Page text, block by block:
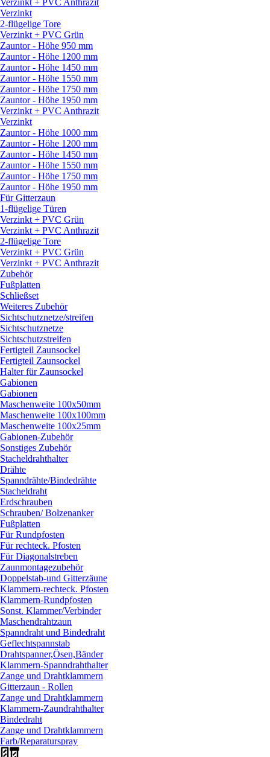
Verzinkt + PVC Anthrazit
Verzinkt
2-flügelige Tore
Verzinkt + PVC Grün
Zauntor - Höhe 950 mm
Zauntor - Höhe 1200 mm
Zauntor - Höhe 1450 mm
Zauntor - Höhe 1550 mm
Zauntor - Höhe 1750 mm
Zauntor - Höhe 1950 mm
Verzinkt + PVC Anthrazit
Verzinkt
Zauntor - Höhe 1000 mm
Zauntor - Höhe 1200 mm
Zauntor - Höhe 1450 mm
Zauntor - Höhe 1550 mm
Zauntor - Höhe 1750 mm
Zauntor - Höhe 1950 mm
Für Gitterzaun
1-flügelige Türen
Verzinkt + PVC Grün
Verzinkt + PVC Anthrazit
2-flügelige Tore
Verzinkt + PVC Grün
Verzinkt + PVC Anthrazit
Zubehör
Fußplatten
Schließset
Weiteres Zubehör
Sichtschutznetze/streifen
Sichtschutznetze
Sichtschutzstreifen
Fertigteil Zaunsockel
Fertigteil Zaunsockel
Halter für Zaunsockel
Gabionen
Gabionen
Maschenweite 100x50mm
Maschenweite 100x100mm
Maschenweite 100x25mm
Gabionen-Zubehör
Sonstiges Zubehör
Stacheldrahthalter
Drähte
Spanndrähte/Bindedrähte
Stacheldraht
Erdschrauben
Schrauben/Bolzenanker
Fußplatten
Für Rundpfosten
Für rechteck. Pfosten
Für Diagonalstreben
Zaunmontagezubehör
Doppelstab-und Gitterzäune
Klammern-rechteck. Pfosten
Klammern-Rundpfosten
Sonst. Klammer/Verbinder
Maschendrahtzaun
Spanndraht und Bindedraht
Geflechtspannstab
Drahtspanner,Ösen,Bänder
Klammern-Spanndrahthalter
Zange und Drahtklammern
Gitterzaun - Rollen
Zange und Drahtklammern
Klammern-Zaundrahthalter
Bindedraht
Zange und Drahtklammern
Farb/Reparaturspray